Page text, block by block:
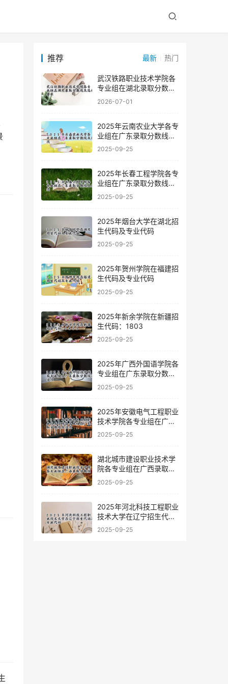
推荐 最新 热门
武汉铁路职业技术学院各
专业组在湖北录取分数线
及选科要求
2026-07-01
2025年云南农业大学各专
业组在广东录取分数线及
位次
2025-09-25
2025年长春工程学院各专
业组在广东录取分数线及
位次
2025-09-25
2025年烟台大学在湖北招
生代码及专业代码
2025-09-25
2025年贺州学院在福建招
生代码及专业代码
2025-09-25
2025年新余学院在新疆招
生代码：1803
2025-09-25
2025年广西外国语学院各
专业组在广东录取分数线
及位次
2025-09-25
2025年安徽电气工程职业
技术学院各专业组在广东
录取分数线及位次
2025-09-25
湖北城市建设职业技术学
院各专业组在广西录取分
数线
2025-09-25
2025年河北科技工程职业
技术大学在辽宁招生代码
及专业代码
2025-09-25